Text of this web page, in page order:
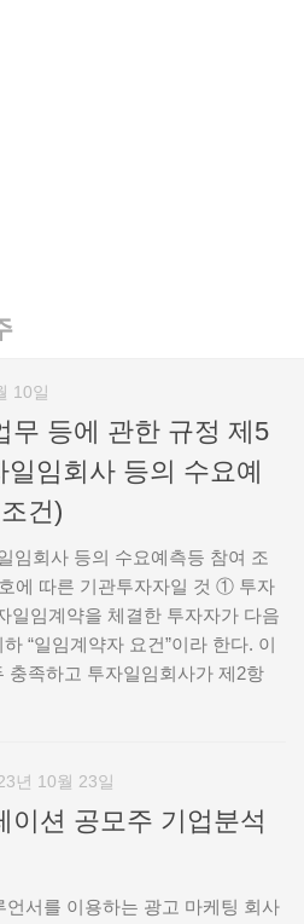
10일
무 등에 관한 규정 제5
일임회사 등의 수요예
건)
임회사 등의 수요예측등 참여 조
에 따른 기관투자자일 것 ① 투자
일임계약을 체결한 투자자가 다음
“일임계약자 요건”이라 한다. 이
충족하고 투자일임회사가 제2항
년 10월 23일
이션 공모주 기업분석
언서를 이용하는 광고 마케팅 회사